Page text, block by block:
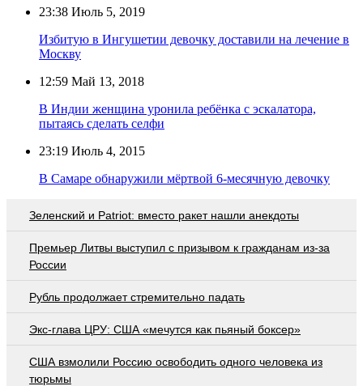
23:38 Июль 5, 2019
Избитую в Ингушетии девочку доставили на лечение в
Москву
12:59 Май 13, 2018
В Индии женщина уронила ребёнка с эскалатора,
пытаясь сделать селфи
23:19 Июль 4, 2015
В Самаре обнаружили мёртвой 6-месячную девочку
Зеленский и Patriot: вместо ракет нашли анекдоты
Премьер Литвы выступил с призывом к гражданам из-за
России
Рубль продолжает стремительно падать
Экс-глава ЦРУ: США «мечутся как пьяный боксер»
США взмолили Россию освободить одного человека из
тюрьмы